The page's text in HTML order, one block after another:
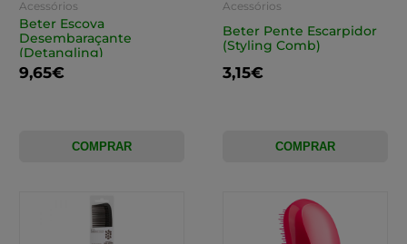
Acessórios
Beter Escova
Desembaraçante
(Detangling)
9,65€
COMPRAR
Acessórios
Beter Pente Escarpidor
(Styling Comb)
3,15€
COMPRAR